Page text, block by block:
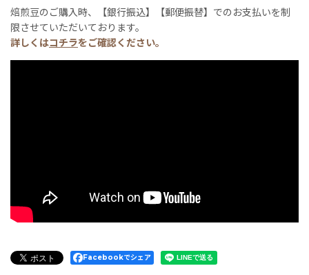
焙煎豆のご購入時、【銀行振込】【郵便振替】でのお支払いを制
限させていただいております。
詳しくはコチラをご確認ください。
Facebookでシェア